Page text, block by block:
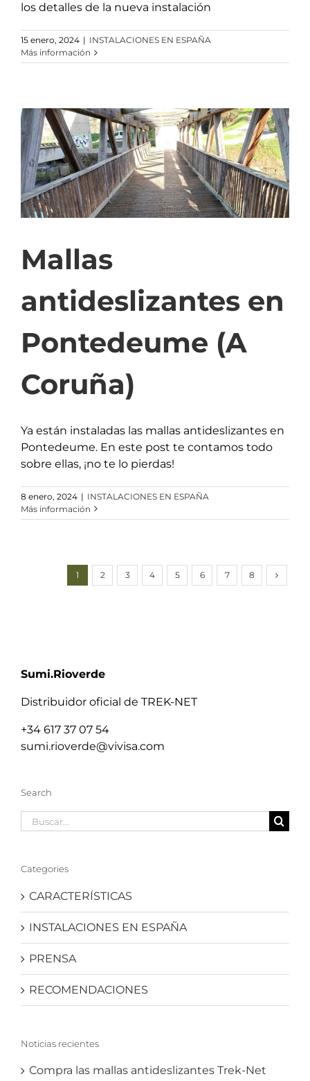
los detalles de la nueva instalación
15 enero, 2024 | INSTALACIONES EN ESPAÑA
Más información
Mallas
antideslizantes en
Pontedeume (A
Coruña)
Ya están instaladas las mallas antideslizantes en
Pontedeume. En este post te contamos todo
sobre ellas, ¡no te lo pierdas!
8 enero, 2024 | INSTALACIONES EN ESPAÑA
Más información
1 2 3 4 5 6 7 8
Sumi.Rioverde
Distribuidor oficial de TREK-NET
+34 617 37 07 54
sumi.rioverde@vivisa.com
Search
Buscar:
Categories
CARACTERÍSTICAS
INSTALACIONES EN ESPAÑA
PRENSA
RECOMENDACIONES
Noticias recientes
Compra las mallas antideslizantes Trek-Net